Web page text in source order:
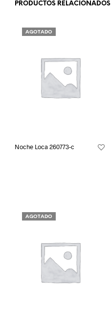
PRODUCTOS RELACIONADOS
AGOTADO
Noche Loca 260773-c
AGOTADO